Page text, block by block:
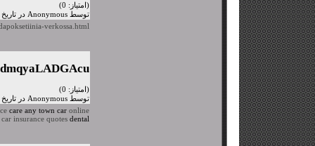
(امتیاز: 0)
توسط Anonymous در تاریخ سه شنبه، ۲۷ مهر ۱۳۹۵
verkossa.html
(امتیاز: 0)
توسط Anonymous در تاریخ سه شنبه، ۲۷ مهر ۱۳۹۵
care any town car online
car insurance quotes dental